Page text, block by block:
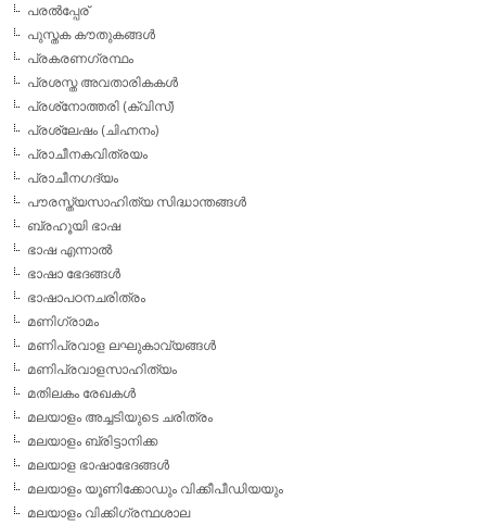
പരല്‍പ്പേര്
പുസ്തക കൗതുകങ്ങള്‍
പ്രകരണഗ്രന്ഥം
പ്രശസ്ത അവതാരികകള്‍
പ്രശ്‌നോത്തരി (ക്വിസ്)
പ്രശ്ലേഷം (ചിഹ്നനം)
പ്രാചീനകവിത്രയം
പ്രാചീനഗദ്യം
പൗരസ്ത്യസാഹിത്യ സിദ്ധാന്തങ്ങള്‍
ബ്രഹൂയി ഭാഷ
ഭാഷ എന്നാല്‍
ഭാഷാ ഭേദങ്ങള്‍
ഭാഷാപഠനചരിത്രം
മണിഗ്രാമം
മണിപ്രവാള ലഘുകാവ്യങ്ങള്‍
മണിപ്രവാളസാഹിത്യം
മതിലകം രേഖകള്‍
മലയാളം അച്ചടിയുടെ ചരിത്രം
മലയാളം ബ്രിട്ടാനിക്ക
മലയാള ഭാഷാഭേദങ്ങള്‍
മലയാളം യൂണിക്കോഡും വിക്കീപീഡിയയും
മലയാളം വിക്കിഗ്രന്ഥശാല